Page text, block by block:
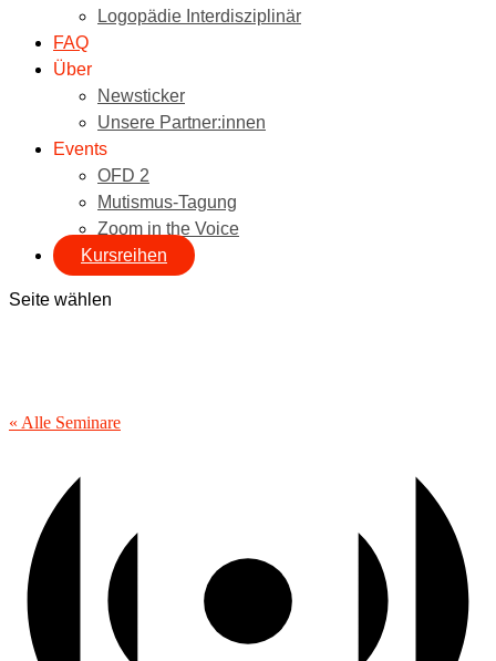
Logopädie Interdisziplinär
FAQ
Über
Newsticker
Unsere Partner:innen
Events
OFD 2
Mutismus-Tagung
Zoom in the Voice
Kursreihen
Seite wählen
« Alle Seminare